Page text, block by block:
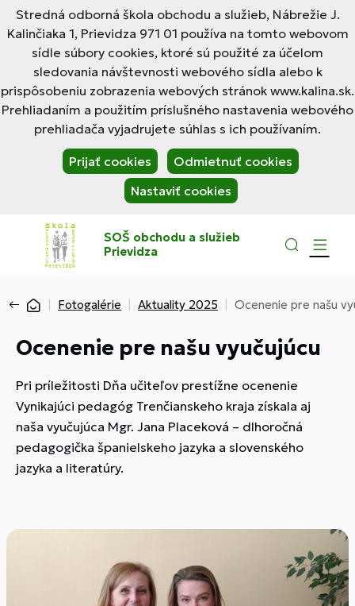
Stredná odborná škola obchodu a služieb, Nábrežie J.
Kalinčiaka 1, Prievidza 971 01 používa na tomto webovom
sídle súbory cookies, ktoré sú použité za účelom
sledovania návštevnosti webového sídla alebo k
prispôsobeniu zobrazenia webových stránok www.kalina.sk.
Prehliadaním a použitím príslušného nastavenia webového
prehliadača vyjadrujete súhlas s ich používaním.
Prijať cookies
Odmietnuť cookies
Nastaviť cookies
SOŠ obchodu a služieb
Prievidza
Fotogalérie Aktuality 2025 Ocenenie pre našu
Ocenenie pre našu vyučujúcu
Pri príležitosti Dňa učiteľov prestížne ocenenie
Vynikajúci pedagóg Trenčianskeho kraja získala aj
naša vyučujúca Mgr. Jana Placeková – dlhoročná
pedagogička španielskeho jazyka a slovenského
jazyka a literatúry.